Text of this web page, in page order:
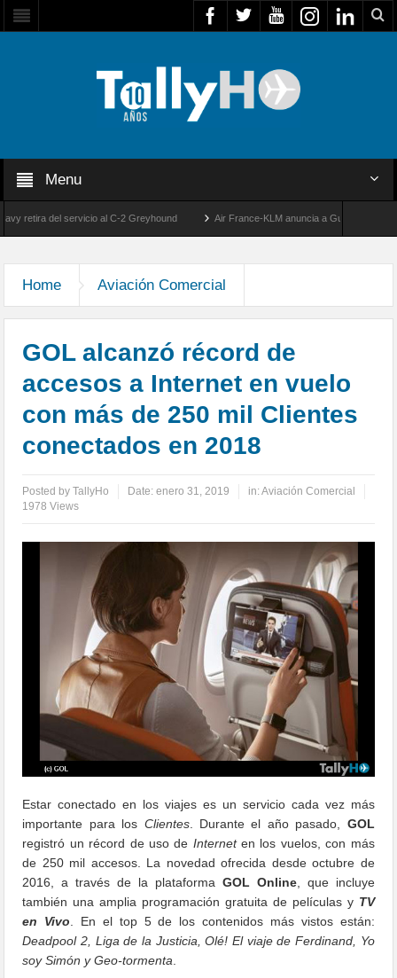
Menu
del servicio al C-2 Greyhound Air France-KLM anuncia a Guilhem Mallet
Home Aviación Comercial
GOL alcanzó récord de
accesos a Internet en vuelo
con más de 250 mil Clientes
conectados en 2018
Posted byTallyHo Date:enero 31, 2019 in:Aviación Comercial
1978 Views
Estar conectado en los viajes es un servicio cada vez más
importante para los Clientes. Durante el año pasado, GOL
registró un récord de uso de Interneten los vuelos, con más
de 250 mil accesos. La novedad ofrecida desde octubre de
2016, a través de la plataforma GOL Online, que incluye
también una amplia programación gratuita de películas y TV
en Vivo . En el top 5 de los contenidos más vistos están:
Deadpool 2, Liga de la Justicia, Olé! El viaje de Ferdinand, Yo
soy Simón y Geo-tormenta